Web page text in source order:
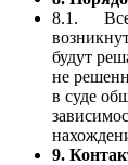
8.1. Все
будут
не
в суде
9.